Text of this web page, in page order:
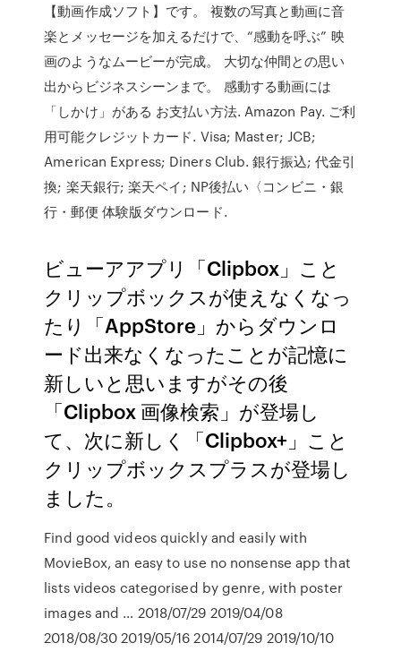
【動画作成ソフト】です。 複数の写真と動画に音
楽とメッセージを加えるだけで、“感動を呼ぶ” 映
画のようなムービーが完成。 大切な仲間との思い
出からビジネスシーンまで。 感動する動画には
「しかけ」がある お支払い方法. Amazon Pay. ご利
用可能クレジットカード. Visa; Master; JCB;
American Express; Diners Club. 銀行振込; 代金引
換; 楽天銀行; 楽天ペイ; NP後払い〈コンビニ・銀
行・郵便 体験版ダウンロード.
ビューアアプリ「Clipbox」こと
クリップボックスが使えなくなっ
たり「AppStore」からダウンロ
ード出来なくなったことが記憶に
新しいと思いますがその後
「Clipbox 画像検索」が登場し
て、次に新しく「Clipbox+」こと
クリップボックスプラスが登場し
ました。
Find good videos quickly and easily with
MovieBox, an easy to use no nonsense app that
lists videos categorised by genre, with poster
images and … 2018/07/29 2019/04/08
2018/08/30 2019/05/16 2014/07/29 2019/10/10